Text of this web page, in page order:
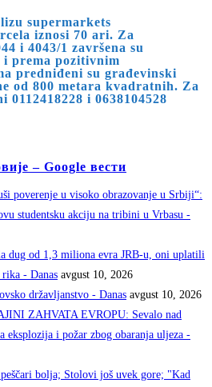
to
close
the
search
panel.
supermarkets
iznosi 70 ari. Za
i 4043/1 završena su
i prema pozitivnim
predniđeni su građevinski
od 800 metara kvadratnih. Za
i 0638104528
– Google вести
poverenje u visoko obrazovanje u Srbiji“:
studentsku akciju na tribini u Vrbasu -
dug od 1,3 miliona evra JRB-u, oni uplatili
- Danas avgust 10, 2026
državljanstvo - Danas avgust 10, 2026
ZAHVATA EVROPU: Sevalo nad
eksplozija i požar zbog obaranja uljeza -
bolja; Stolovi još uvek gore; "Kad